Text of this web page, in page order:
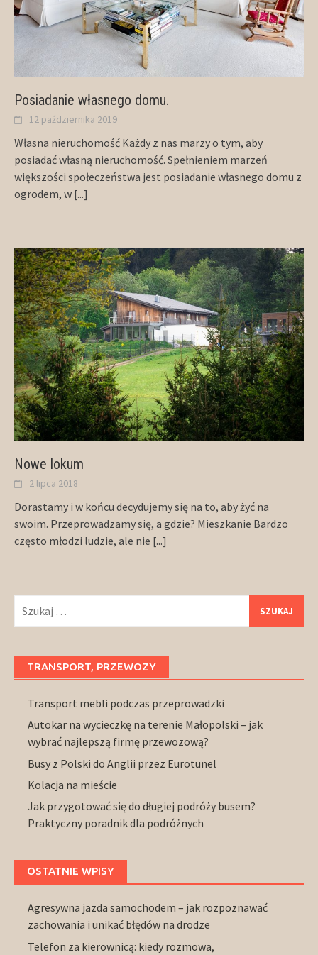
Posiadanie własnego domu.
12 października 2019
Własna nieruchomość Każdy z nas marzy o tym, aby
posiadać własną nieruchomość. Spełnieniem marzeń
większości społeczeństwa jest posiadanie własnego domu z
ogrodem, w [...]
Nowe lokum
2 lipca 2018
Dorastamy i w końcu decydujemy się na to, aby żyć na
swoim. Przeprowadzamy się, a gdzie? Mieszkanie Bardzo
często młodzi ludzie, ale nie [...]
TRANSPORT, PRZEWOZY
Transport mebli podczas przeprowadzki
Autokar na wycieczkę na terenie Małopolski – jak
wybrać najlepszą firmę przewozową?
Busy z Polski do Anglii przez Eurotunel
Kolacja na mieście
Jak przygotować się do długiej podróży busem?
Praktyczny poradnik dla podróżnych
OSTATNIE WPISY
Agresywna jazda samochodem – jak rozpoznawać
zachowania i unikać błędów na drodze
Telefon za kierownicą: kiedy rozmowa,